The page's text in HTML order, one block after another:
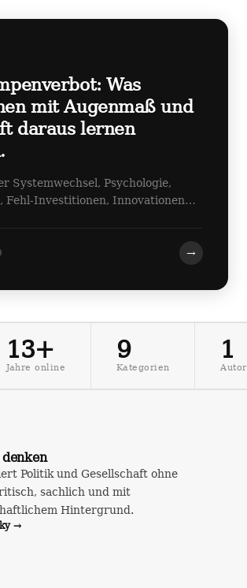
Was
mit Augenmaß und
daraus lernen
Systemwechsel, Psychologie,
Fehl-Investitionen, Innovationen…
→
13+
Jahre online
9
Kategorien
1
Autor
Politik und Gesellschaft ohne
sachlich und mit
Hintergrund.
→